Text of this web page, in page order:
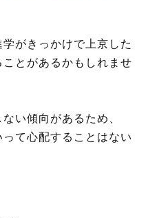
がきっかけで上京した
とがあるかもしれませ
い傾向があるため、
て心配することはない